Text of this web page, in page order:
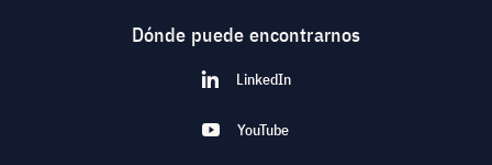
Dónde puede encontrarnos
LinkedIn
YouTube